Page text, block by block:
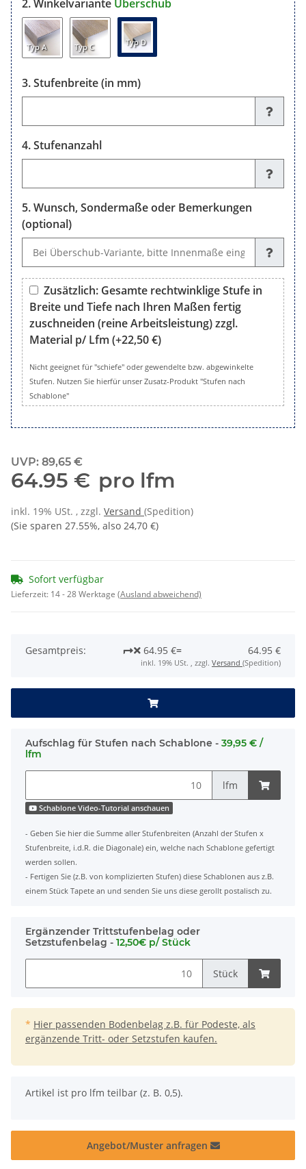
Winkelvariante Überschub
Typ A Typ C Typ D
Stufenbreite (in mm)
Stufenanzahl
Wunsch, Sondermaße oder Bemerkungen
(optional)
Zusätzlich: Gesamte rechtwinklige Stufe in
Breite und Tiefe nach Ihren Maßen fertig
zuschneiden (reine Arbeitsleistung) zzgl.
Material p/ Lfm (+22,50 €)
Zusätzlich: Gesamte rechtwinklige Stufe in Breite und
Nicht geeignet für "schiefe" oder gewendelte bzw. abgewinkelte
Stufen. Nutzen Sie hierfür unser Zusatz-Produkt "Stufen nach
Schablone"
UVP: 89,65 €
64.95 € pro lfm
inkl. 19% USt. , zzgl. Versand (Spedition)
(Sie sparen 27.55%, also 24,70 €)
Sofort verfügbar
Lieferzeit: 14 - 28 Werktage (Ausland abweichend)
Gesamtpreis: 64.95 €= 64.95 €
inkl. 19% USt. , zzgl. Versand (Spedition)
Aufschlag für Stufen nach Schablone - 39,95 € /
lfm
lfm
Schablone Video-Tutorial anschauen
- Geben Sie hier die Summe aller Stufenbreiten (Anzahl der Stufen x
Stufenbreite, i.d.R. die Diagonale) ein, welche nach Schablone gefertigt
werden sollen.
- Fertigen Sie (z.B. von komplizierten Stufen) diese Schablonen aus z.B.
einem Stück Tapete an und senden Sie uns diese gerollt postalisch zu.
Ergänzender Trittstufenbelag oder
Setzstufenbelag - 12,50€ p/ Stück
Stück
* Hier passenden Bodenbelag z.B. für Podeste, als
ergänzende Tritt- oder Setzstufen kaufen.
x
Artikel ist pro lfm teilbar (z. B. 0,5).
Angebot/Muster anfragen